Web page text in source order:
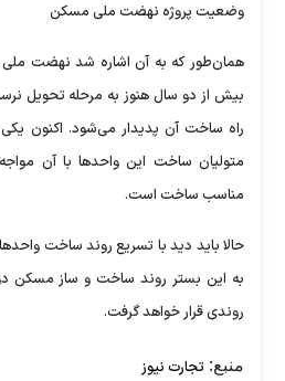
وضعیت پروژه نهضت ملی مسکن
همان‌طور که به آن اشاره شد نهضت
بیش از دو سال هنوز به مرحله تحویل
راه ساخت آن پدیدار می‌شود. اکنون
متولیان ساخت این واحد‌ها با آن
مناسب ساخت است.
حالا باید دید با تسریع روند ساخت
به این بستر روند ساخت و ساز مسکن
روندی قرار خواهد گرفت.
منبع: تجارت نیوز